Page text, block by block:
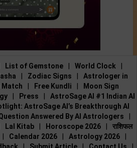
List of Gemstone World Clock
Zodiac Signs
Astrologer in
Match Free Kundli
Moon Sign
Press
AstroSage AI #1 Indian AI
AstroSage AI’s Breakthrough AI
Answered By AI Astrologers
Lal Kitab Horoscope 2026
राशिफल
Calendar 2026 Astrology 2026